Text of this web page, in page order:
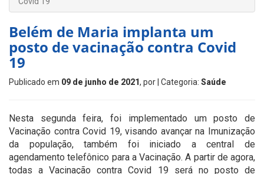
Belém de Maria implanta um
posto de vacinação contra Covid
19
Publicado em 09 de junho de 2021, por | Categoria: Saúde
Nesta segunda feira, foi implementado um posto de
Vacinação contra Covid 19, visando avançar na Imunização
da população, também foi iniciado a central de
agendamento telefônico para a Vacinação. A partir de agora,
todas a Vacinação contra Covid 19 será no posto de